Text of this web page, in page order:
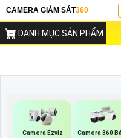
CAMERA GIÁM SÁT360
DANH MỤC SẢN PHẨM
Camera Ezviz
Camera 360